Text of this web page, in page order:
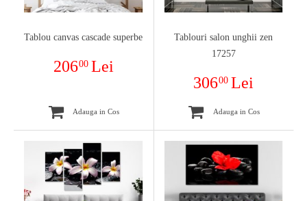
Tablou canvas cascade superbe
20600 Lei
Adauga in Cos
Tablouri salon unghii zen
17257
30600Lei
Adauga in Cos